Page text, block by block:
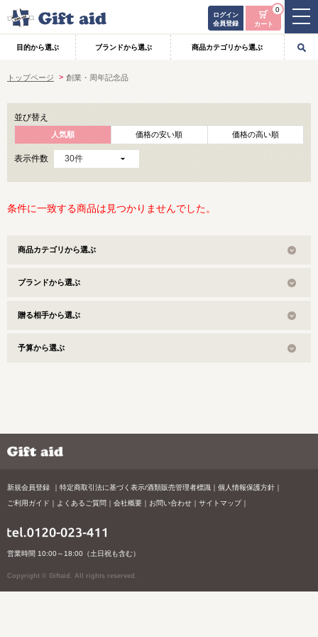
ログイン
会員登録
カート
0
目的から選ぶ ブランドから選ぶ 商品カテゴリから選ぶ
トップページ 創業・周年記念品
並び替え
人気順 価格の安い順 価格の高い順
表示件数
条件に一致する商品は見つかりませんでした。
商品カテゴリから選ぶ
ブランドから選ぶ
贈る相手から選ぶ
予算から選ぶ
新規会員登録 特定商取引法に基づく表示/酒類販売管理者標識
個人情報保護方針
ご利用ガイド
よくあるご質問 会社概要 お問い合わせ サイトマップ
営業時間 10:00～18:00（土日祝も含む）
Copyright © Giftaid. All rights reserved.